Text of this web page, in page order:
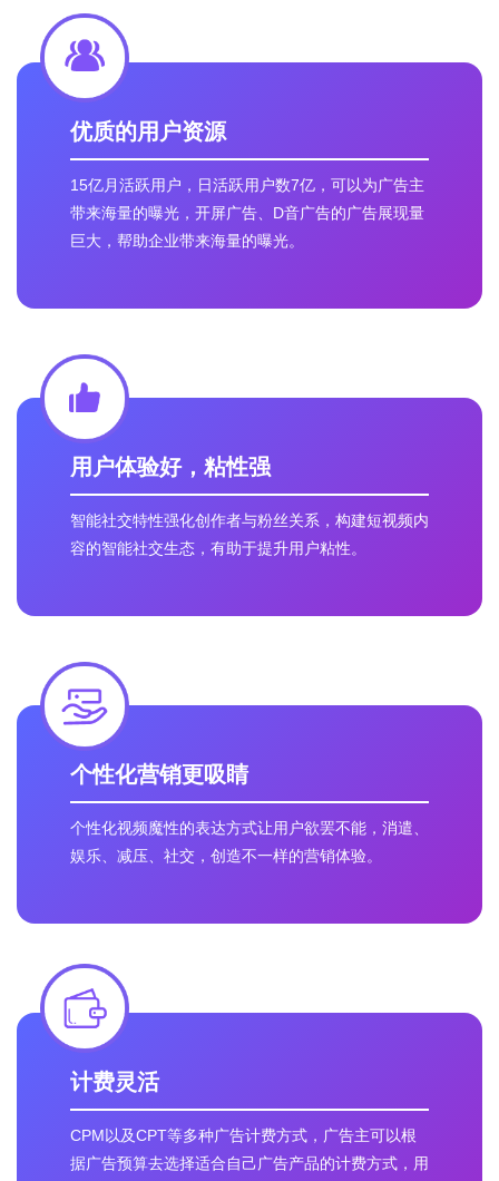
优质的用户资源
15亿月活跃用户，日活跃用户数7亿，可以为广告主
带来海量的曝光，开屏广告、D音广告的广告展现量
巨大，帮助企业带来海量的曝光。
用户体验好，粘性强
智能社交特性强化创作者与粉丝关系，构建短视频内
容的智能社交生态，有助于提升用户粘性。
个性化营销更吸睛
个性化视频魔性的表达方式让用户欲罢不能，消遣、
娱乐、减压、社交，创造不一样的营销体验。
计费灵活
CPM以及CPT等多种广告计费方式，广告主可以根
据广告预算去选择适合自己广告产品的计费方式，用